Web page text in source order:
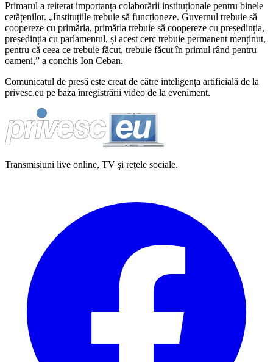
Primarul a reiterat importanța colaborării instituționale pentru binele
cetățenilor. „Instituțiile trebuie să funcționeze. Guvernul trebuie să
coopereze cu primăria, primăria trebuie să coopereze cu președinția,
președinția cu parlamentul, și acest cerc trebuie permanent menținut,
pentru că ceea ce trebuie făcut, trebuie făcut în primul rând pentru
oameni,” a conchis Ion Ceban.
Comunicatul de presă este creat de către inteligența artificială de la
privesc.eu pe baza înregistrării video de la eveniment.
Transmisiuni live online, TV și rețele sociale.